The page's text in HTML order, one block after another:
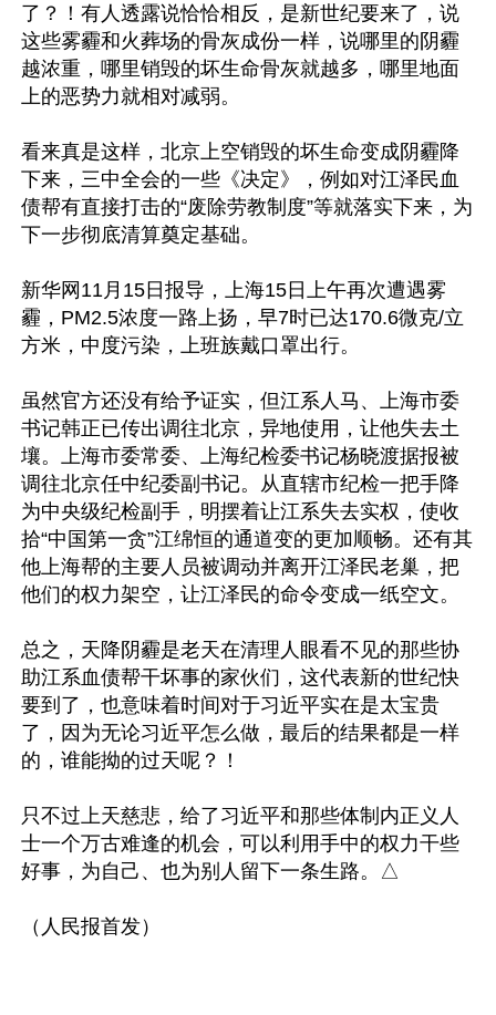
了？！有人透露说恰恰相反，是新世纪要来了，说
这些雾霾和火葬场的骨灰成份一样，说哪里的阴霾
越浓重，哪里销毁的坏生命骨灰就越多，哪里地面
上的恶势力就相对减弱。
看来真是这样，北京上空销毁的坏生命变成阴霾降
下来，三中全会的一些《决定》，例如对江泽民血
债帮有直接打击的“废除劳教制度”等就落实下来，为
下一步彻底清算奠定基础。
新华网11月15日报导，上海15日上午再次遭遇雾
霾，PM2.5浓度一路上扬，早7时已达170.6微克/立
方米，中度污染，上班族戴口罩出行。
虽然官方还没有给予证实，但江系人马、上海市委
书记韩正已传出调往北京，异地使用，让他失去土
壤。上海市委常委、上海纪检委书记杨晓渡据报被
调往北京任中纪委副书记。从直辖市纪检一把手降
为中央级纪检副手，明摆着让江系失去实权，使收
拾“中国第一贪”江绵恒的通道变的更加顺畅。还有其
他上海帮的主要人员被调动并离开江泽民老巢，把
他们的权力架空，让江泽民的命令变成一纸空文。
总之，天降阴霾是老天在清理人眼看不见的那些协
助江系血债帮干坏事的家伙们，这代表新的世纪快
要到了，也意味着时间对于习近平实在是太宝贵
了，因为无论习近平怎么做，最后的结果都是一样
的，谁能拗的过天呢？！
只不过上天慈悲，给了习近平和那些体制内正义人
士一个万古难逢的机会，可以利用手中的权力干些
好事，为自己、也为别人留下一条生路。△